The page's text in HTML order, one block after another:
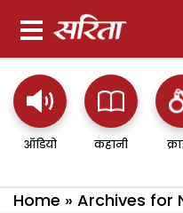
ऑडियो कहानी
Home » Archives for